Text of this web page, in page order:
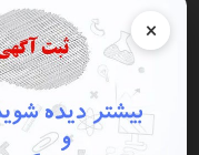
×
از جمله مراحل ضروری
با اندازه‌گیری و تحلیل
موفق‌تر بوده‌اند و کدام
این اطلاعات می‌تواند
افزایش فروش شود.